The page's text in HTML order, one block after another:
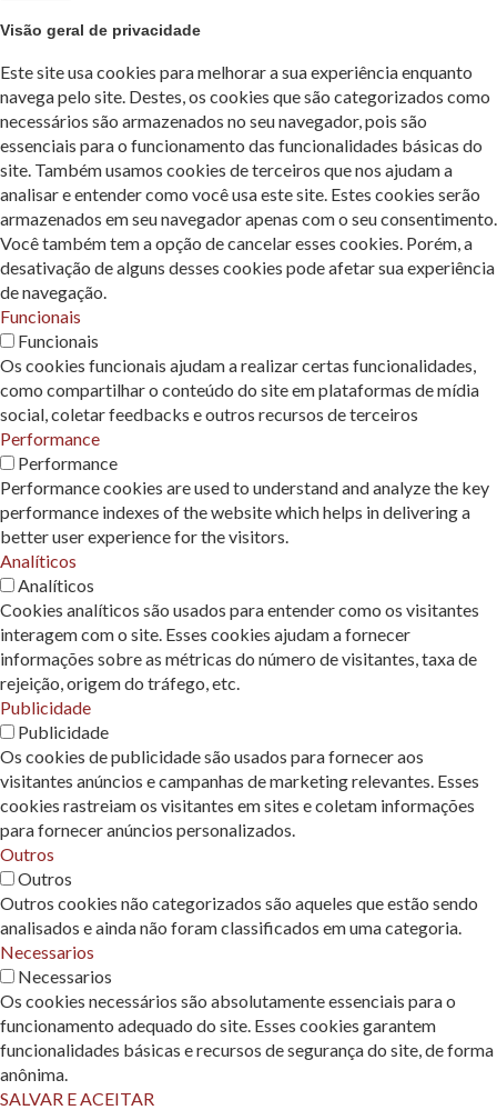
Visão geral de privacidade
Este site usa cookies para melhorar a sua experiência enquanto
navega pelo site. Destes, os cookies que são categorizados como
necessários são armazenados no seu navegador, pois são
essenciais para o funcionamento das funcionalidades básicas do
site. Também usamos cookies de terceiros que nos ajudam a
analisar e entender como você usa este site. Estes cookies serão
armazenados em seu navegador apenas com o seu consentimento.
Você também tem a opção de cancelar esses cookies. Porém, a
desativação de alguns desses cookies pode afetar sua experiência
de navegação.
Funcionais
Funcionais
Os cookies funcionais ajudam a realizar certas funcionalidades,
como compartilhar o conteúdo do site em plataformas de mídia
social, coletar feedbacks e outros recursos de terceiros
Performance
Performance
Performance cookies are used to understand and analyze the key
performance indexes of the website which helps in delivering a
better user experience for the visitors.
Analíticos
Analíticos
Cookies analíticos são usados ​​para entender como os visitantes
interagem com o site. Esses cookies ajudam a fornecer
informações sobre as métricas do número de visitantes, taxa de
rejeição, origem do tráfego, etc.
Publicidade
Publicidade
Os cookies de publicidade são usados ​​para fornecer aos
visitantes anúncios e campanhas de marketing relevantes. Esses
cookies rastreiam os visitantes em sites e coletam informações
para fornecer anúncios personalizados.
Outros
Outros
Outros cookies não categorizados são aqueles que estão sendo
analisados ​​e ainda não foram classificados em uma categoria.
Necessarios
Necessarios
Os cookies necessários são absolutamente essenciais para o
funcionamento adequado do site. Esses cookies garantem
funcionalidades básicas e recursos de segurança do site, de forma
anônima.
SALVAR E ACEITAR